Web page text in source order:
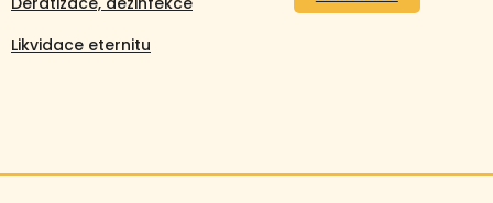
Likvidace eternitu